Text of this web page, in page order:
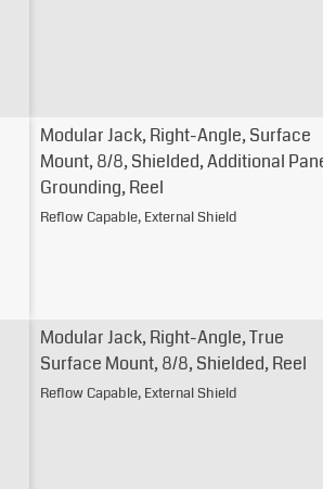
Modular Jack, Right-Angle, Surface
Mount, 8/8, Shielded, Additional
Grounding, Reel
Reflow Capable, External Shield
Modular Jack, Right-Angle, True
Surface Mount, 8/8, Shielded, Reel
Reflow Capable, External Shield